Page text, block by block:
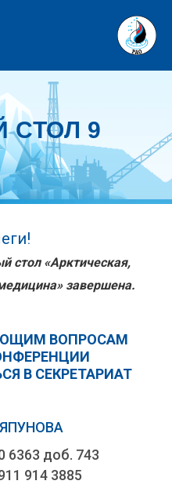
СТОЛ 9
стол «Арктическая,
завершена.
ВОПРОСАМ
В СЕКРЕТАРИАТ
6363 доб. 743
914 3885